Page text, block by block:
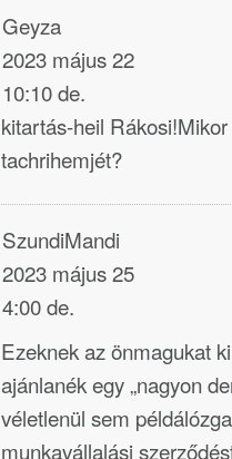
Geyza
2023 május 22
10:10 de.
kitartás-heil
tachrihemjét?
SzundiMandi
2023 május 25
4:00 de.
Ezeknek az önmagukat
ajánlanék egy „nagyon
véletlenül sem
munkavállalási